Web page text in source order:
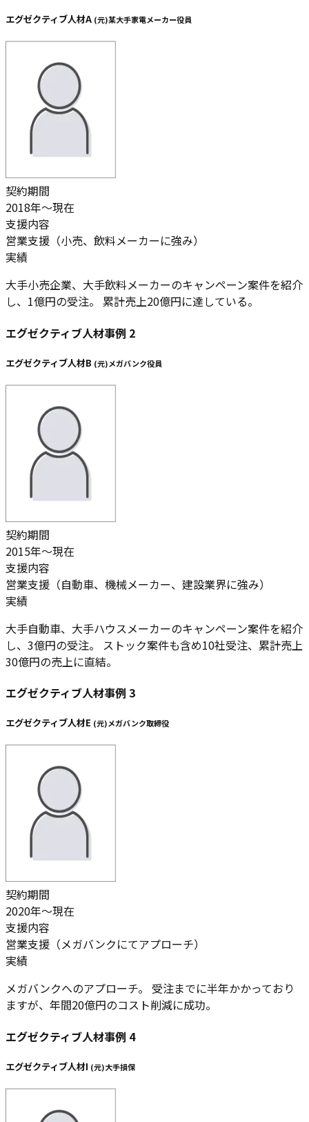
エグゼクティブ人材A (元)某大手家電メーカー役員
契約期間
2018年～現在
支援内容
営業支援（小売、飲料メーカーに強み）
実績
大手小売企業、大手飲料メーカーのキャンペーン案件を紹介
し、 1億円の受注。 累計売上20億円に達している。
エグゼクティブ人材事例 2
エグゼクティブ人材B (元)メガバンク役員
契約期間
2015年～現在
支援内容
営業支援（自動車、機械メーカー、建設業界に強み）
実績
大手自動車、大手ハウスメーカーのキャンペーン案件を紹介
し、 3億円の受注。 ストック案件も含め10社受注、累計売上
30億円の売上に直結。
エグゼクティブ人材事例 3
エグゼクティブ人材E (元)メガバンク取締役
契約期間
2020年～現在
支援内容
営業支援（メガバンクにてアプローチ）
実績
メガバンクへのアプローチ。 受注までに半年かかっており
ますが、 年間20億円のコスト削減に成功。
エグゼクティブ人材事例 4
エグゼクティブ人材I (元)大手損保